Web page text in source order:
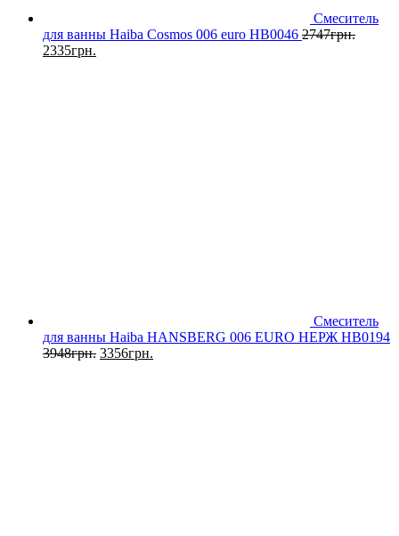
Смеситель
для ванны Haiba Cosmos 006 euro HB0046 2747грн.
2335грн.
Смеситель
для ванны Haiba HANSBERG 006 EURO НЕРЖ HB0194
3948грн. 3356грн.